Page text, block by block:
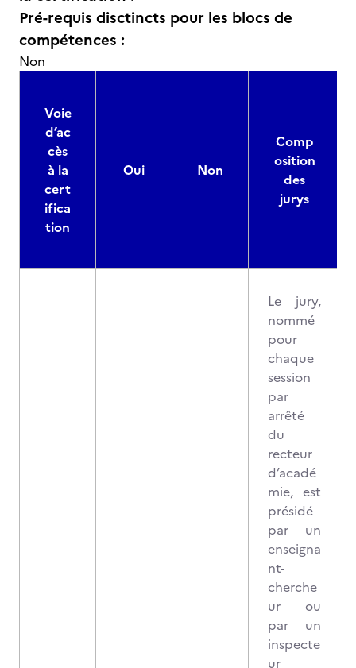
Pré-requis disctincts pour les blocs de
compétences :
Non
Voie
d’ac
cès
à la
cert
ifica
tion
Oui Non
Comp
osition
des
jurys
Le jury,
nommé
pour
chaque
session
par
arrêté
du
recteur
d’acadé
mie, est
présidé
par un
enseigna
nt-
cherche
ur ou
par un
inspecte
ur